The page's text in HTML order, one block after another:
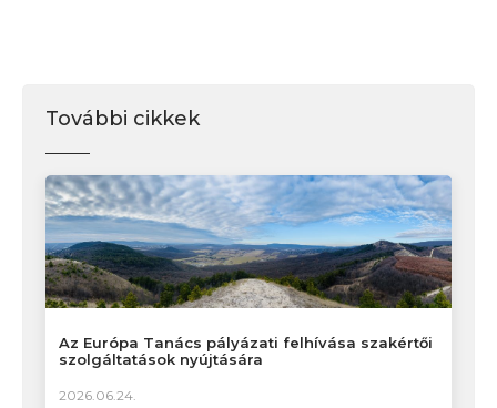
További cikkek
Az Európa Tanács pályázati felhívása szakértői
szolgáltatások nyújtására
2026.06.24.